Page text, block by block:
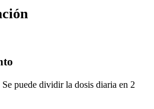
puede dividir la dosis diaria en 2